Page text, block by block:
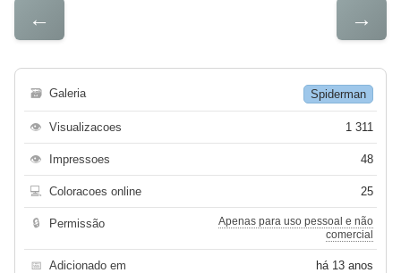
← →
🗃 Galeria Spiderman
👁 Visualizacoes 1 311
👁 Impressoes 48
💻 Coloracoes online 25
🔒 Permissão
Apenas para uso pessoal e não
comercial
📅 Adicionado em há 13 anos